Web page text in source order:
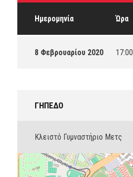
Ημερομηνία Ώρα
8 Φεβρουαρίου 2020 17:00
ΓΉΠΕΔΟ
Κλειστό Γυμναστήριο Μετς